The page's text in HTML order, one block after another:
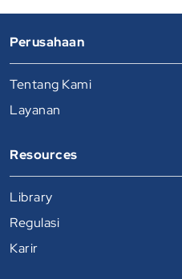
Perusahaan
Tentang Kami
Layanan
Resources
Library
Regulasi
Karir